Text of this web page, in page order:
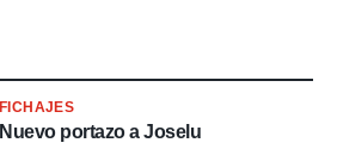
FICHAJES
Nuevo portazo a Joselu